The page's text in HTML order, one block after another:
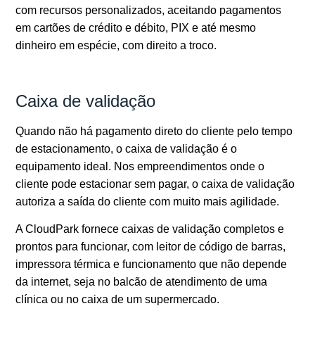
com recursos personalizados, aceitando pagamentos
em cartões de crédito e débito, PIX e até mesmo
dinheiro em espécie, com direito a troco.
Caixa de validação
Quando não há pagamento direto do cliente pelo tempo
de estacionamento, o caixa de validação é o
equipamento ideal. Nos empreendimentos onde o
cliente pode estacionar sem pagar, o caixa de validação
autoriza a saída do cliente com muito mais agilidade.
A CloudPark fornece caixas de validação completos e
prontos para funcionar, com leitor de código de barras,
impressora térmica e funcionamento que não depende
da internet, seja no balcão de atendimento de uma
clínica ou no caixa de um supermercado.